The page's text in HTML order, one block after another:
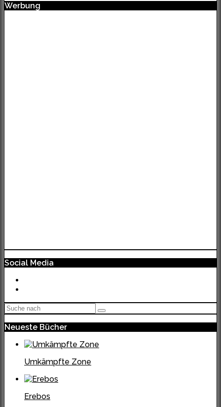
Werbung
Social Media
Neueste Bücher
Umkämpfte Zone
Erebos